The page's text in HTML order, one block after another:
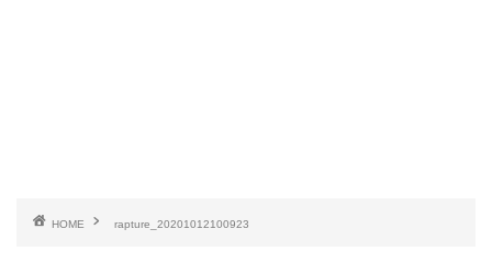
HOME rapture_20201012100923